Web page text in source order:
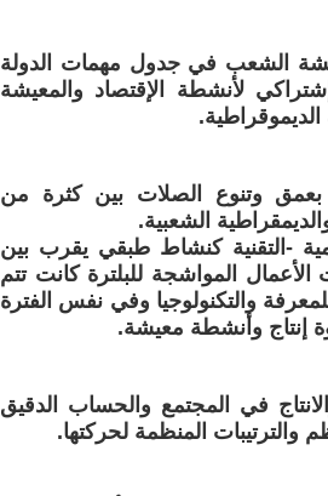
الشعب في جدول مهمات الدولة
لأنشطة الإقتصاد والمعيشة
بعمق وتنوع الصلات بين كثرة من
الشعبية.
-التقنية كنشاط طبقي يقرب بين
المواشجة للبلترة كانت تتم
والتكنولوجيا وفي نفس الفترة
إنتاج وأنشطة معيشة.
في المجتمع والحساب الدقيق
والترتيبات المنظمة لحركتها.